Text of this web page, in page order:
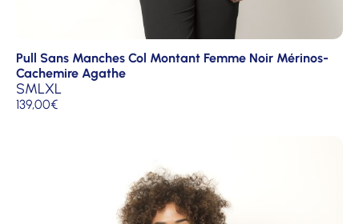
Pull Sans Manches Col Montant Femme Noir Mérinos-
Cachemire Agathe
SMLXL
139,00€